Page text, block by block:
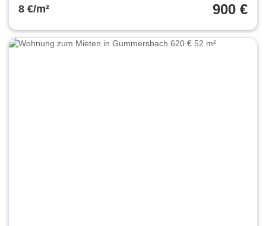
8 €/m² 900 €